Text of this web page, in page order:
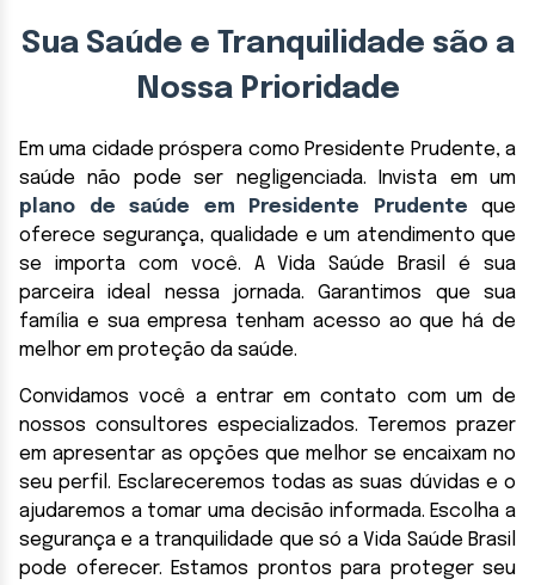
Sua Saúde e Tranquilidade são a
Nossa Prioridade
Em uma cidade próspera como Presidente Prudente, a
saúde não pode ser negligenciada. Invista em um
plano de saúde em Presidente Prudente que
oferece segurança, qualidade e um atendimento que
se importa com você. A Vida Saúde Brasil é sua
parceira ideal nessa jornada. Garantimos que sua
família e sua empresa tenham acesso ao que há de
melhor em proteção da saúde.
Convidamos você a entrar em contato com um de
nossos consultores especializados. Teremos prazer
em apresentar as opções que melhor se encaixam no
seu perfil. Esclareceremos todas as suas dúvidas e o
ajudaremos a tomar uma decisão informada. Escolha a
segurança e a tranquilidade que só a Vida Saúde Brasil
pode oferecer. Estamos prontos para proteger seu